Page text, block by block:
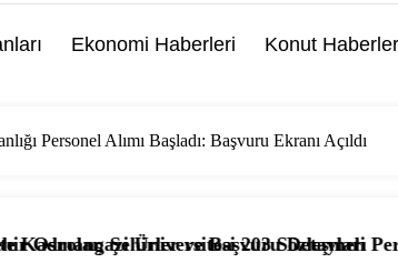
Ekonomi Haberleri Konut
Personel Alımı Başladı: Başvuru Ekranı Açıldı
Detayları
203 Sözleşmeli Personel Alımı Başladı!
📰 KPSS’li ve